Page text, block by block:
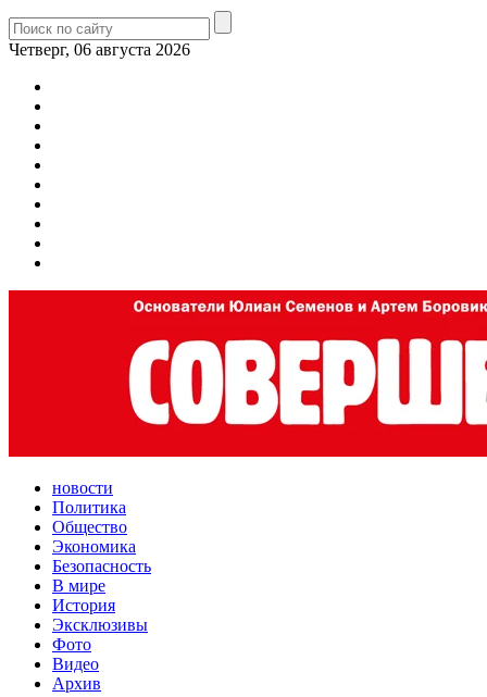
Четверг, 06 августа 2026
новости
Политика
Общество
Экономика
Безопасность
В мире
История
Эксклюзивы
Фото
Видео
Архив